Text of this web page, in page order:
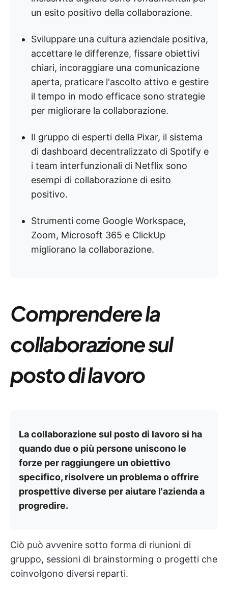
un esito positivo della collaborazione.
Sviluppare una cultura aziendale positiva,
accettare le differenze, fissare obiettivi
chiari, incoraggiare una comunicazione
aperta, praticare l'ascolto attivo e gestire
il tempo in modo efficace sono strategie
per migliorare la collaborazione.
Il gruppo di esperti della Pixar, il sistema
di dashboard decentralizzato di Spotify e
i team interfunzionali di Netflix sono
esempi di collaborazione di esito
positivo.
Strumenti come Google Workspace,
Zoom, Microsoft 365 e ClickUp
migliorano la collaborazione.
Comprendere la
collaborazione sul
posto di lavoro
La collaborazione sul posto di lavoro si ha
quando due o più persone uniscono le
forze per raggiungere un obiettivo
specifico, risolvere un problema o offrire
prospettive diverse per aiutare l'azienda a
progredire.
Ciò può avvenire sotto forma di riunioni di
gruppo, sessioni di brainstorming o progetti che
coinvolgono diversi reparti.